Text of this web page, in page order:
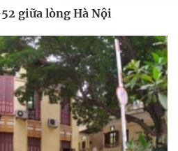
giữa lòng Hà Nội